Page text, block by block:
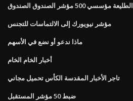
الطليعة مؤسسي 500 مؤشر الصندوق الصندوق
مؤشر نيويورك إلى الالتماسات للتجنس
ماذا ندعو أو نضع في الأسهم
أخبار الخام الخام
تاجر الأخبار المقدسة الكأس تحميل مجاني
ضبط 50 مؤشر المستقبل